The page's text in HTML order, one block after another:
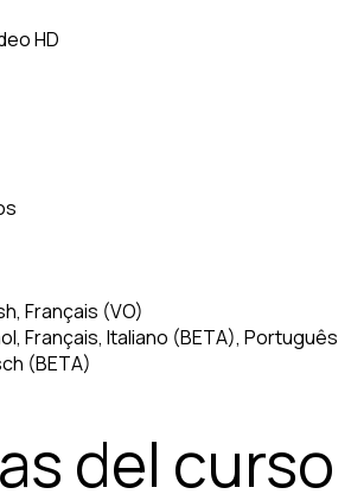
HD
Français (VO)
Français, Italiano (BETA), Português
(BETA)
del curso